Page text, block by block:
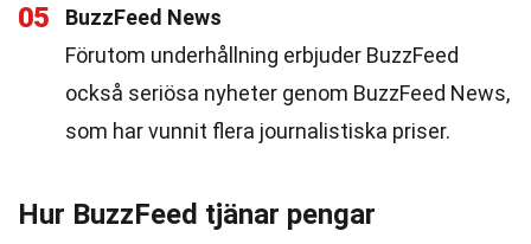
05
BuzzFeed News
Förutom underhållning erbjuder BuzzFeed
också seriösa nyheter genom BuzzFeed News,
som har vunnit flera journalistiska priser.
Hur BuzzFeed tjänar pengar